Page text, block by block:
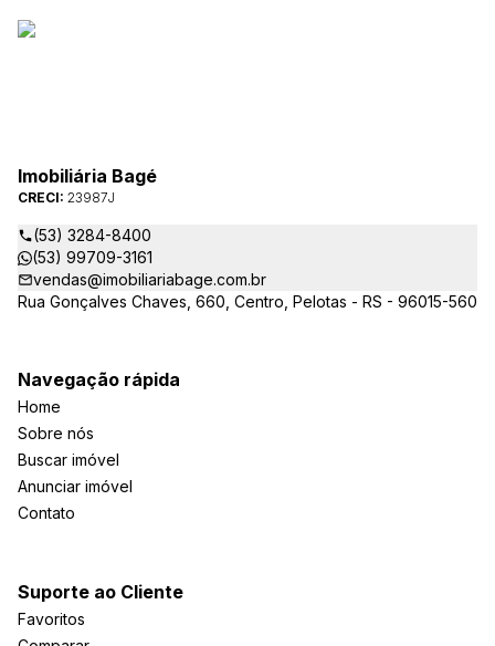
Imobiliária Bagé
CRECI: 23987J
(53) 3284-8400
(53) 99709-3161
vendas@imobiliariabage.com.br
Rua Gonçalves Chaves, 660, Centro, Pelotas - RS - 96015-560
Navegação rápida
Home
Sobre nós
Buscar imóvel
Anunciar imóvel
Contato
Suporte ao Cliente
Favoritos